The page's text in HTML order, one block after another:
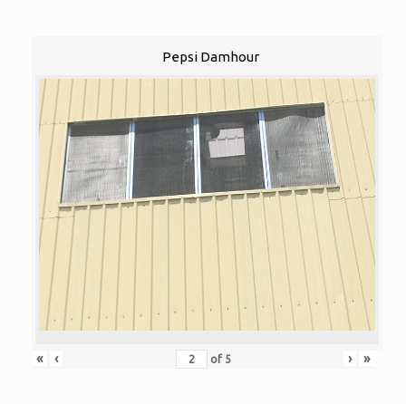
Pepsi Damhour
« ‹ of 5 › »